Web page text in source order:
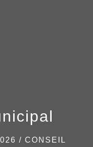
/ CONSEIL